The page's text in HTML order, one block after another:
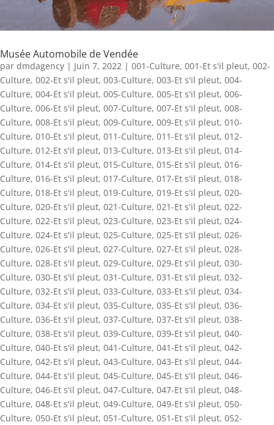
Musée Automobile de Vendée
par dmdagency | Juin 7, 2022 | 001-Culture, 001-Et s'il pleut, 002-
Culture, 002-Et s'il pleut, 003-Culture, 003-Et s'il pleut, 004-
Culture, 004-Et s'il pleut, 005-Culture, 005-Et s'il pleut, 006-
Culture, 006-Et s'il pleut, 007-Culture, 007-Et s'il pleut, 008-
Culture, 008-Et s'il pleut, 009-Culture, 009-Et s'il pleut, 010-
Culture, 010-Et s'il pleut, 011-Culture, 011-Et s'il pleut, 012-
Culture, 012-Et s'il pleut, 013-Culture, 013-Et s'il pleut, 014-
Culture, 014-Et s'il pleut, 015-Culture, 015-Et s'il pleut, 016-
Culture, 016-Et s'il pleut, 017-Culture, 017-Et s'il pleut, 018-
Culture, 018-Et s'il pleut, 019-Culture, 019-Et s'il pleut, 020-
Culture, 020-Et s'il pleut, 021-Culture, 021-Et s'il pleut, 022-
Culture, 022-Et s'il pleut, 023-Culture, 023-Et s'il pleut, 024-
Culture, 024-Et s'il pleut, 025-Culture, 025-Et s'il pleut, 026-
Culture, 026-Et s'il pleut, 027-Culture, 027-Et s'il pleut, 028-
Culture, 028-Et s'il pleut, 029-Culture, 029-Et s'il pleut, 030-
Culture, 030-Et s'il pleut, 031-Culture, 031-Et s'il pleut, 032-
Culture, 032-Et s'il pleut, 033-Culture, 033-Et s'il pleut, 034-
Culture, 034-Et s'il pleut, 035-Culture, 035-Et s'il pleut, 036-
Culture, 036-Et s'il pleut, 037-Culture, 037-Et s'il pleut, 038-
Culture, 038-Et s'il pleut, 039-Culture, 039-Et s'il pleut, 040-
Culture, 040-Et s'il pleut, 041-Culture, 041-Et s'il pleut, 042-
Culture, 042-Et s'il pleut, 043-Culture, 043-Et s'il pleut, 044-
Culture, 044-Et s'il pleut, 045-Culture, 045-Et s'il pleut, 046-
Culture, 046-Et s'il pleut, 047-Culture, 047-Et s'il pleut, 048-
Culture, 048-Et s'il pleut, 049-Culture, 049-Et s'il pleut, 050-
Culture, 050-Et s'il pleut, 051-Culture, 051-Et s'il pleut, 052-